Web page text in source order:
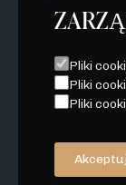
POLITYKA
WSZELKIE
STANOWIĄ
Pliki
Pliki
Pliki